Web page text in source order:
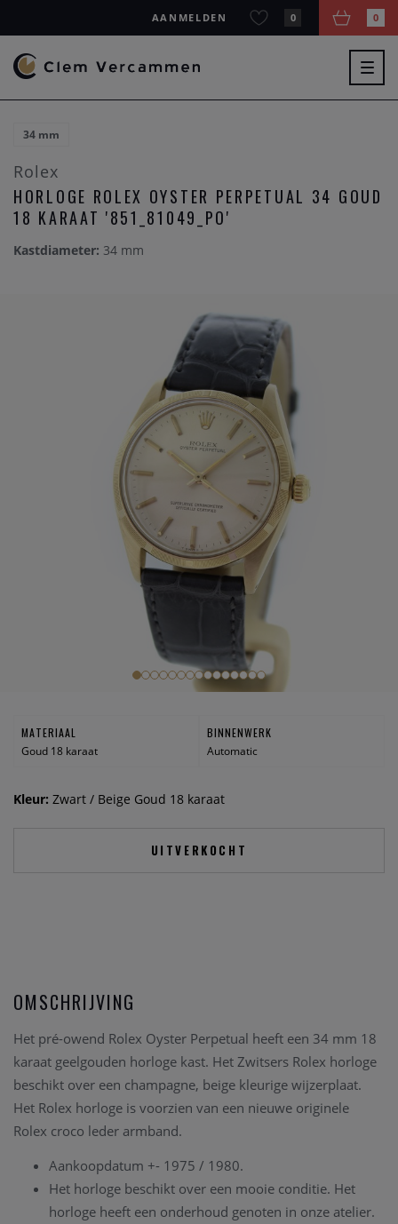
AANMELDEN 0 0
34 mm
Rolex
HORLOGE ROLEX OYSTER PERPETUAL 34 GOUD
18 KARAAT '851_81049_PO'
Kastdiameter: 34 mm
MATERIAAL
Goud 18 karaat
BINNENWERK
Automatic
Kleur: Zwart / Beige Goud 18 karaat
UITVERKOCHT
OMSCHRIJVING
Het pré-owend Rolex Oyster Perpetual heeft een 34 mm 18
karaat geelgouden horloge kast. Het Zwitsers Rolex horloge
beschikt over een champagne, beige kleurige wijzerplaat.
Het Rolex horloge is voorzien van een nieuwe originele
Rolex croco leder armband.
Aankoopdatum +- 1975 / 1980.
Het horloge beschikt over een mooie conditie. Het
horloge heeft een onderhoud genoten in onze atelier.